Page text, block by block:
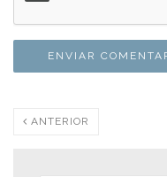
ANTERIOR